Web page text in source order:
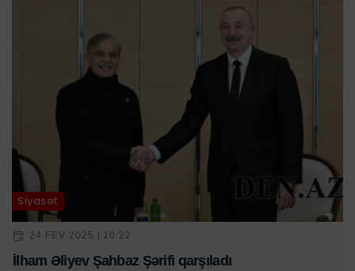
Siyasət
24 FEV 2025 | 10:22
İlham Əliyev Şahbaz Şərifi qarşıladı